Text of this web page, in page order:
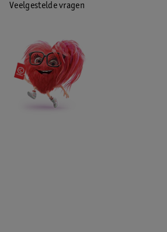
Veelgestelde vragen